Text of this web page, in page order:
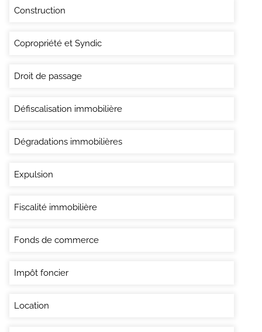
Construction
Copropriété et Syndic
Droit de passage
Défiscalisation immobilière
Dégradations immobilières
Expulsion
Fiscalité immobilière
Fonds de commerce
Impôt foncier
Location